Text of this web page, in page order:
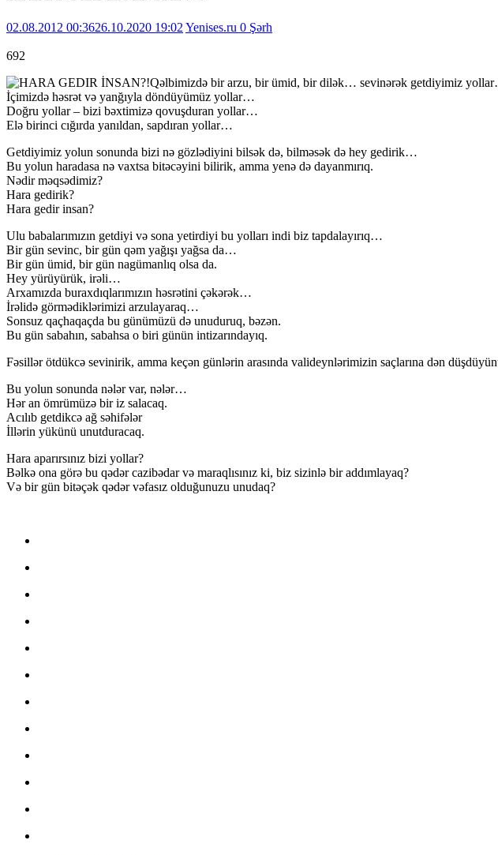
02.08.2012 00:3626.10.2020 19:02 Yenises.ru 0 Şərh
692
Qəlbimizdə bir arzu, bir ümid, bir dilək… sevinərək getdiyimiz
İçimizdə həsrət və yanğıyla döndüyümüz yollar…
Doğru yollar – bizi bəxtimizə qovuşduran yollar…
Elə birinci cığırda yanıldan, sapdıran yollar…
Getdiyimiz yolun sonunda bizi nə gözlədiyini bilsək də, bilməsək də hey gedirik…
Bu yolun haradasa nə vaxtsa bitəcəyini bilirik, amma yenə də dayanmırıq.
Nədir məqsədimiz?
Hara gedirik?
Hara gedir insan?
Ulu babalarımızın getdiyi və sona yetirdiyi bu yolları indi biz tapdalayırıq…
Bir gün sevinc, bir gün qəm yağışı yağsa da…
Bir gün ümid, bir gün nagümanlıq olsa da.
Hey yürüyürük, irəli…
Arxamızda buraxdıqlarımızın həsrətini çəkərək…
İrəlidə görmədiklərimizi arzulayaraq…
Sonsuz qaçhaqaçda bu günümüzü də unuduruq, bəzən.
Bu gün sabahın, sabahsa o biri günün intizarındayıq.
Fəsillər ötdükcə sevinirik, amma keçən günlərin arasında valideynlərimizin saçlarına dən
Bu yolun sonunda nələr var, nələr…
Hər an ömrümüzə bir iz salacaq.
Acılıb getdikcə ağ səhifələr
İllərin yükünü unutduracaq.
Hara aparırsınız bizi yollar?
Bəlkə ona görə bu qədər cazibədar və maraqlısınız ki, biz sizinlə bir addımlayaq?
Və bir gün bitəçək qədər vəfasız olduğunuzu unudaq?